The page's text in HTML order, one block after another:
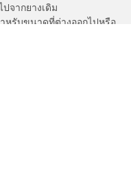
จากยางเดิม
หรับขนาดที่ต่างออกไปหรือ